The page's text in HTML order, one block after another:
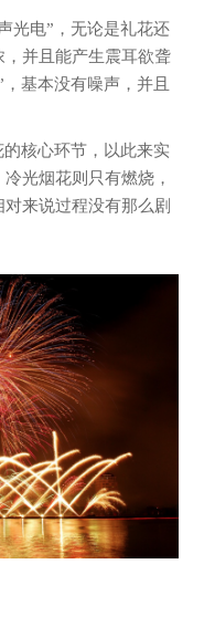
光电”，无论是礼花还
并且能产生震耳欲聋
基本没有噪声，并且
核心环节，以此来实
光烟花则只有燃烧，
来说过程没有那么剧